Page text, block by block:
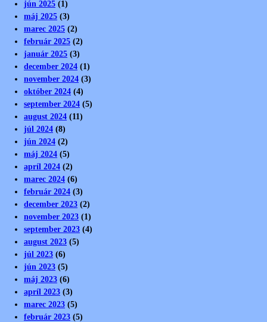
jún 2025 (1)
máj 2025 (3)
marec 2025 (2)
február 2025 (2)
január 2025 (3)
december 2024 (1)
november 2024 (3)
október 2024 (4)
september 2024 (5)
august 2024 (11)
júl 2024 (8)
jún 2024 (2)
máj 2024 (5)
apríl 2024 (2)
marec 2024 (6)
február 2024 (3)
december 2023 (2)
november 2023 (1)
september 2023 (4)
august 2023 (5)
júl 2023 (6)
jún 2023 (5)
máj 2023 (6)
apríl 2023 (3)
marec 2023 (5)
február 2023 (5)